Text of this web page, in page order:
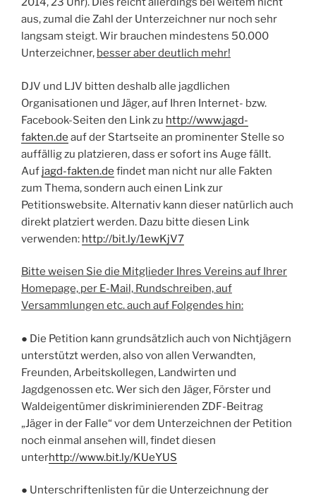
aus, zumal die Zahl der Unterzeichner nur noch sehr
langsam steigt. Wir brauchen mindestens 50.000
Unterzeichner, besser aber deutlich mehr!
DJV und LJV bitten deshalb alle jagdlichen
Organisationen und Jäger, auf Ihren Internet- bzw.
Facebook-Seiten den Link zu http://www.jagd-
fakten.de auf der Startseite an prominenter Stelle so
auffällig zu platzieren, dass er sofort ins Auge fällt.
Auf jagd-fakten.de findet man nicht nur alle Fakten
zum Thema, sondern auch einen Link zur
Petitionswebsite.Alternativ kann dieser natürlich auch
direkt platziert werden. Dazu bitte diesen Link
verwenden: http://bit.ly/1ewKjV7
Bitte weisen Sie die Mitglieder Ihres Vereins auf Ihrer
Homepage, per E-Mail, Rundschreiben, auf
Versammlungen etc. auch auf Folgendes hin:
● Die Petition kann grundsätzlich auch von Nichtjägern
unterstützt werden, also von allen Verwandten,
Freunden, Arbeitskollegen, Landwirten und
Jagdgenossen etc. Wer sich den Jäger, Förster und
Waldeigentümer diskriminierenden ZDF-Beitrag
„Jäger in der Falle“ vor dem Unterzeichnen der Petition
noch einmal ansehen will, findet diesen
unterhttp://www.bit.ly/KUeYUS
● Unterschriftenlisten für die Unterzeichnung der